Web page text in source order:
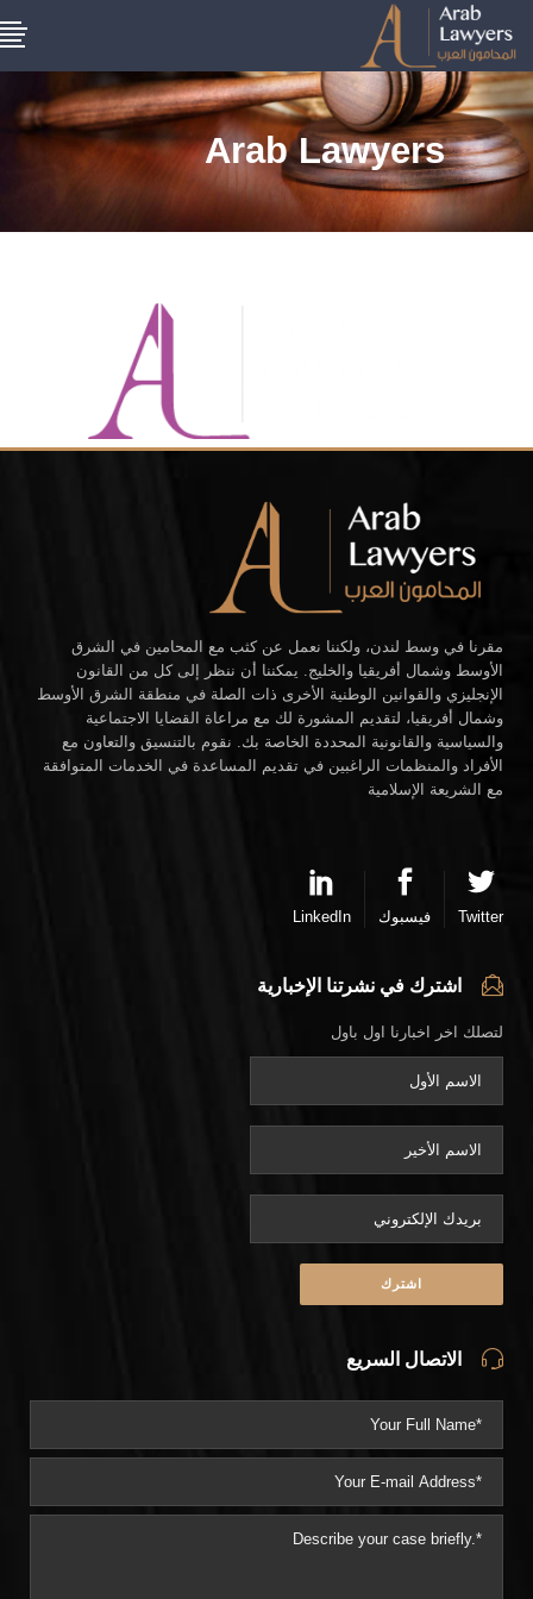
Arab Lawyers
مقرنا في وسط لندن، ولكننا نعمل عن كثب مع المحامين في الشرق
الأوسط وشمال أفريقيا والخليج. يمكننا أن ننظر إلى كل من القانون
الإنجليزي والقوانين الوطنية الأخرى ذات الصلة في منطقة الشرق الأوسط
وشمال أفريقيا، لتقديم المشورة لك مع مراعاة القضايا الاجتماعية
والسياسية والقانونية المحددة الخاصة بك. نقوم بالتنسيق والتعاون مع
الأفراد والمنظمات الراغبين في تقديم المساعدة في الخدمات المتوافقة
مع الشريعة الإسلامية
Twitter فيسبوك LinkedIn
اشترك في نشرتنا الإخبارية
لتصلك اخر اخبارنا اول باول
الاتصال السريع